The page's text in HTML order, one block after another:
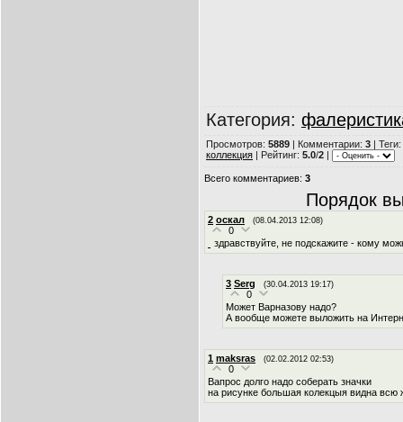
Категория:
Просмотров: 5889 | Комментарии: 3 | Теги:
коллекция | Рейтинг: 5.0/2 |
Всего комментариев: 3
Порядок
2 оскал (08.04.2013 12:08)
0
здравствуйте, не подскажите - кому
3 Serg (30.04.2013 19:17)
0
Может Варназову надо?
А вообще можете выложить на
1 maksras (02.02.2012 02:53)
0
Вапрос долго надо соберать значки
на рисунке большая колекцыя видна всю